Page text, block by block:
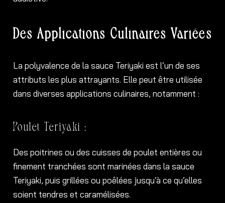
Des Applications Culinaires Variées
La polyvalence de la sauce Teriyaki est l’un de ses
attributs les plus attrayants. Elle peut être utilisée
dans diverses applications culinaires, notamment :
Poulet Teriyaki :
Des poitrines ou des cuisses de poulet entières ou
finement tranchées sont marinées dans la sauce
Teriyaki, puis grillées ou poêlées jusqu’à ce qu’elles
soient tendres et caramélisées.